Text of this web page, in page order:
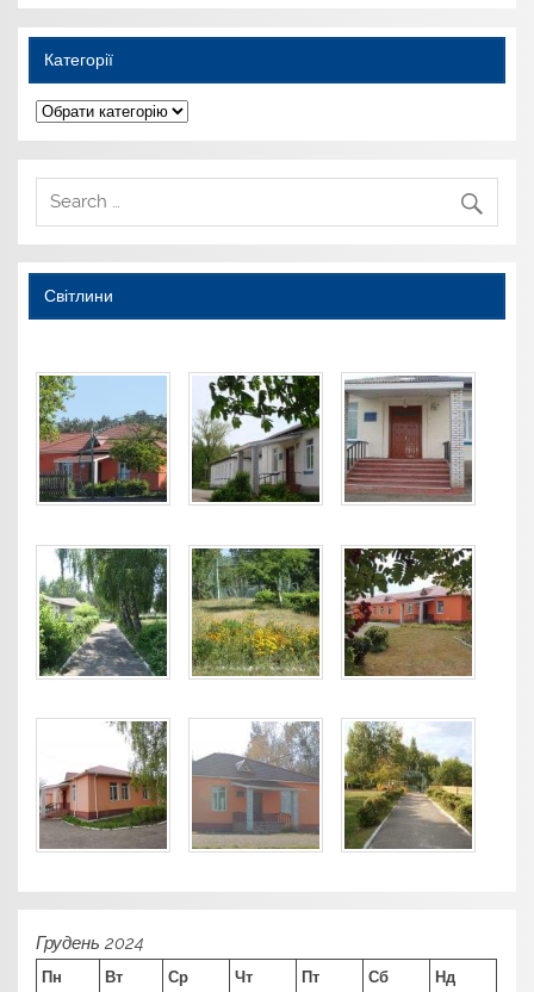
Категорії
Категорії
Світлини
Грудень 2024
Пн Вт Ср Чт Пт Сб Нд